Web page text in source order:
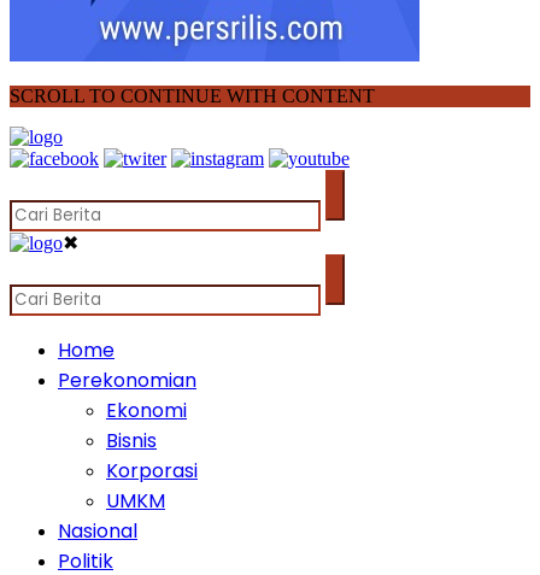
SCROLL TO CONTINUE WITH CONTENT
✖
Home
Perekonomian
Ekonomi
Bisnis
Korporasi
UMKM
Nasional
Politik